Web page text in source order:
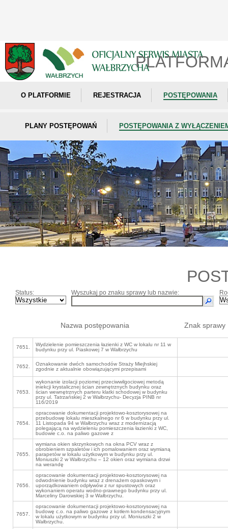
O PLATFORMIE REJESTRACJA POSTĘPOWANIA
PLANY POSTĘPOWAŃ POSTĘPOWANIA Z
Status: Wyszukaj po znaku sprawy lub nazwie:
Nazwa postępowania Znak sprawy
7651.
Wydzielenie pomieszczenia łazienki z WC w lokalu nr 11 w
budynku przy ul. Piaskowej 7 w Wałbrzychu
7652.
Oznakowanie dwóch samochodów Straży Miejhskiej
zgodnie z aktualnie obowiązującymi przepisami
7653.
wykonanie izolacji poziomej przeciwwilgociowej metodą
iniekcji krystalicznej ścian zewnętrznych budynku oraz
ścian wewnętrznych parteru klatki schodowej w budynku
przy ul. Tatrzańskiej 2 w Wałbrzychu- Decyzja PINB nr
116/2019
7654.
opracowanie dokumentacji projektowo-kosztorysowej na
przebudowę lokalu mieszkalnego nr 6 w budynku przy ul.
11 Listopada 94 w Wałbrzychu wraz z modernizacją
polegającą na wydzieleniu pomieszczenia łazienki z WC,
budowie c.o. na paliwo gazowe z
7655.
wymiana okien skrzynkowych na okna PCV wraz z
obrobieniem szpaletów i ich pomalowaniem oraz wymianą
parapetów w lokalu użytkowym w budynku przy ul.
Moniuszki 2 w Wałbrzychu – 12 okien oraz wymiana drzwi
na werandę
7656.
opracowanie dokumentacji projektowo-kosztorysowej na
odwodnienie budynku wraz z drenażem opaskowym i
uporządkowaniem odpływów z rur spustowych oraz
wykonaniem operatu wodno-prawnego budynku przy ul.
Marceliny Darowskiej 3 w Wałbrzychu.
7657.
opracowanie dokumentacji projektowo-kosztorysowej na
budowę c.o. na paliwo gazowe z kotłem kondensacyjnym
w lokalu użytkowym w budynku przy ul. Moniuszki 2 w
Wałbrzychu.